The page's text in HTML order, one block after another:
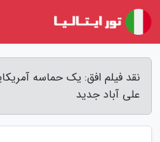
نقد فیلم افق: یک حماسه
علی آباد جدید